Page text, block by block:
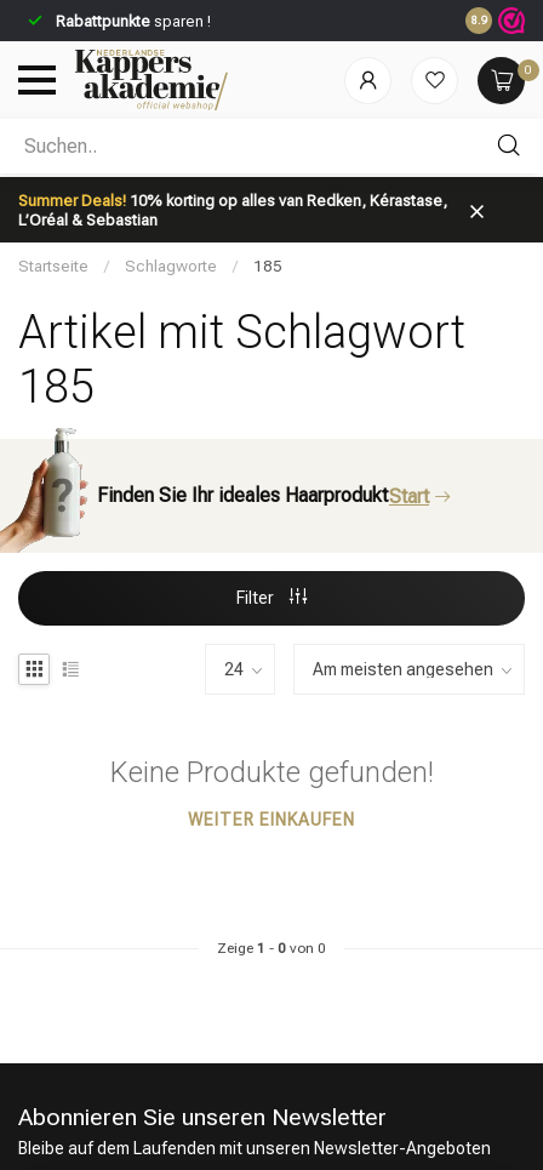
Rabattpunkte sparen ! 8.9
0
Summer Deals! 10% korting op alles van Redken, Kérastase,
L’Oréal & Sebastian
Nach welcher Kategorie suchst du?
Marken
Startseite / Schlagworte / 185
Artikel mit Schlagwort
185
Finden Sie Ihr ideales HaarproduktStart
Filter
Keine Produkte gefunden!
WEITER EINKAUFEN
Zeige 1 - 0 von 0
Abonnieren Sie unseren Newsletter
Bleibe auf dem Laufenden mit unseren Newsletter-Angeboten